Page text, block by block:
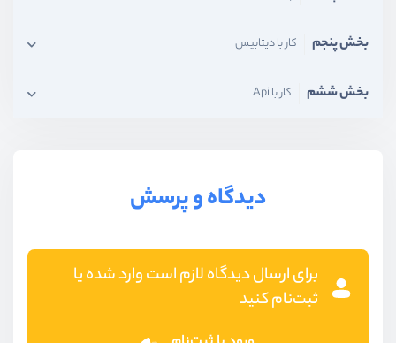
بخش پنجم کار با دیتابیس
بخش ششم کار با Api
دیدگاه و پرسش
برای ارسال دیدگاه لازم است وارد شده یا
ثبت‌نام کنید